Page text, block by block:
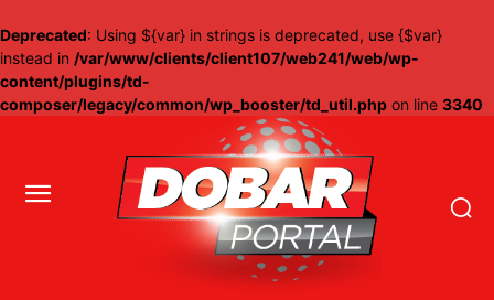
Deprecated: Using ${var} in strings is deprecated, use {$var}
instead in /var/www/clients/client107/web241/web/wp-
content/plugins/td-
composer/legacy/common/wp_booster/td_util.php on line 3340